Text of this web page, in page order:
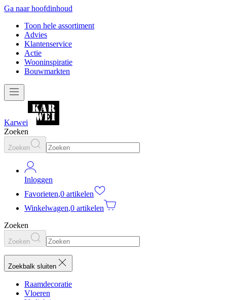
Ga naar hoofdinhoud
Toon hele assortiment
Advies
Klantenservice
Actie
Wooninspiratie
Bouwmarkten
Karwei
Zoeken
Zoeken
Inloggen
Favorieten,0 artikelen
Winkelwagen,0 artikelen
Zoeken
Zoeken
Zoekbalk sluiten
Raamdecoratie
Vloeren